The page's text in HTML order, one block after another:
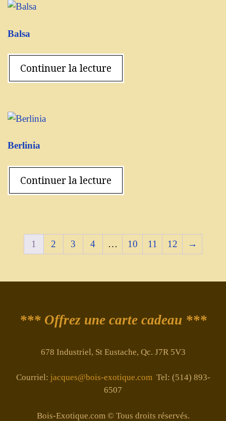
Balsa
Continuer la lecture
Berlinia
Continuer la lecture
1 2 3 4 … 10 11 12 →
*** Offrez une carte cadeau ***
678 Industriel, St Eustache, Qc. J7R 5V3
Courriel: jacques@bois-exotique.comTel: (514) 893-
6507
Bois-Exotique.com © Tous droits réservés.